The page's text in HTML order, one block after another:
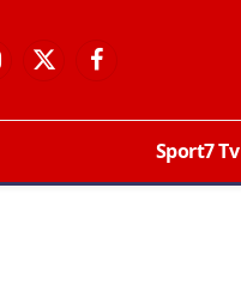
فيسبوكX
Sport7 Tv